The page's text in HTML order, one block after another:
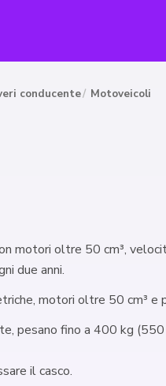
conducente Motoveicoli
motori oltre 50 cm³,
due anni.
motori oltre 50 cm³ e
pesano fino a 400 kg
il casco.